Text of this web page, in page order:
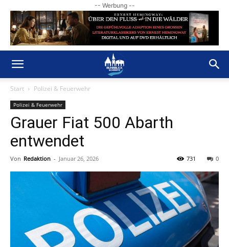
-- Werbung --
Start Polizei & Feuerwehr
Polizei & Feuerwehr
Grauer Fiat 500 Abarth
entwendet
Von Redaktion - Januar 26, 2026 0
731